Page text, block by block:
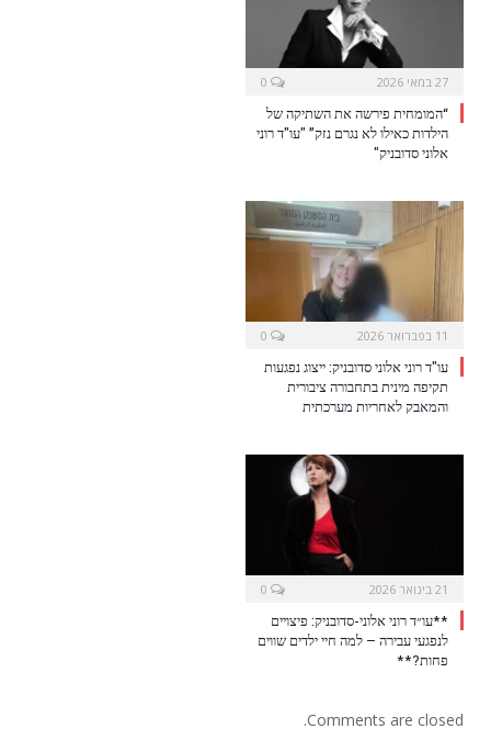
27 במאי 2026
“המומחית פירשה את השתיקה של
הילדות כאילו לא נגרם נזק” "עו"ד רוני
אלוני סדובניק"
11 בפברואר 2026
עו"ד רוני אלוני סדובניק: ייצוג נפגעות
תקיפה מינית בתחבורה ציבורית
והמאבק לאחריות מערכתית
21 בינואר 2026
**עו״ד רוני אלוני-סדובניק: פיצויים
לנפגעי עבירה – למה חיי ילדים שווים
פחות?**
Comments are closed.